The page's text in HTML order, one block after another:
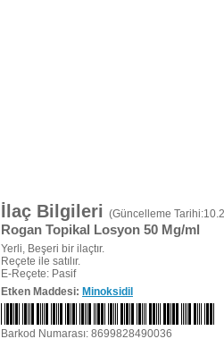
İlaç Bilgileri (Güncelleme
Rogan Topikal Losyon 50 Mg/ml
Yerli, Beşeri bir ilaçtır.
Reçete ile satılır.
E-Reçete: Pasif
Etken Maddesi: Minoksidil
Barkod Numarası: 8699828490036